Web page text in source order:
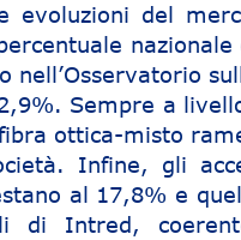
evoluzioni del
nell’Osservatorio
Sempre a
ottica-misto
Infine, gli
al 17,8% e
di Intred,